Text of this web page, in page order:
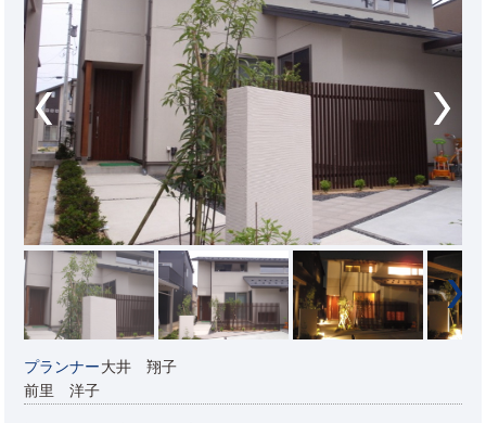
プランナー 大井 翔子
前里 洋子